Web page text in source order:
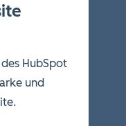
HubSpot
und